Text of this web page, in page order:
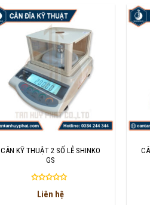
+
CÂN KỸ THUẬT 2 SỐ LẺ SHINKO
GS
Được
Liên hệ
+